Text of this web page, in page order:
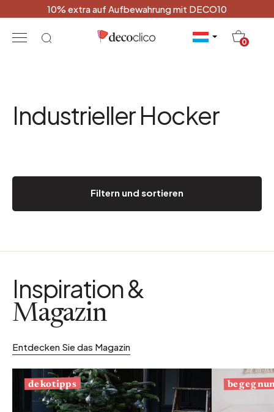
10% extra auf Aufbewahrung mit DECO10
0
Industrieller Hocker
Filtern und sortieren
Inspiration &
Magazin
Entdecken Sie das Magazin
dekotipps